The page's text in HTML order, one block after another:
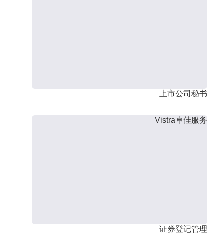
上市公司秘书
Vistra卓佳服务
证券登记管理